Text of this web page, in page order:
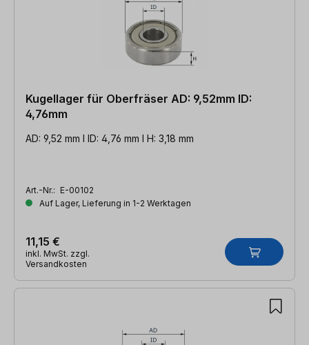
Kugellager für Oberfräser AD: 9,52mm ID:
4,76mm
AD: 9,52 mm l ID: 4,76 mm l H: 3,18 mm
Art.-Nr.: E-00102
Auf Lager, Lieferung in 1-2 Werktagen
11,15 €
inkl. MwSt. zzgl.
Versandkosten